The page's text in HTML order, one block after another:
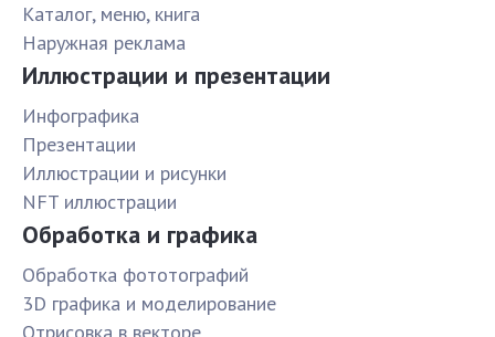
Каталог, меню, книга
Наружная реклама
Иллюстрации и презентации
Инфографика
Презентации
Иллюстрации и рисунки
NFT иллюстрации
Обработка и графика
Обработка фототографий
3D графика и моделирование